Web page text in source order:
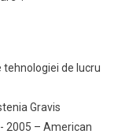
tehnologiei de lucru
Gravis
2005 – American